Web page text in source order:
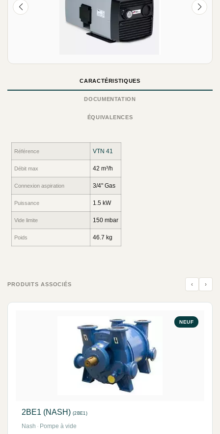
CARACTÉRISTIQUES
DOCUMENTATION
ÉQUIVALENCES
Référence VTN 41
Débit max 42 m³/h
Connexion aspiration 3/4" Gas
Puissance 1.5 kW
Vide limite 150 mbar
Poids 46.7 kg
PRODUITS ASSOCIÉS ‹ ›
NEUF
2BE1 (NASH) (2BE1)
Nash · Pompe à vide